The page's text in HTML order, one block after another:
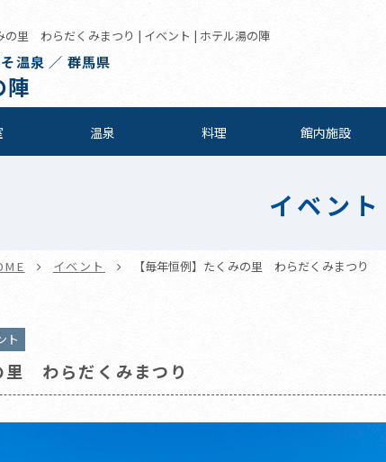
の里 わらだくみまつり | イベント | ホテル湯の陣
温泉 ／ 群馬県
陣
温泉 料理 館内施設
イベント
イベント 【毎年恒例】たくみの里 わらだくみまつり
ト
里 わらだくみまつり